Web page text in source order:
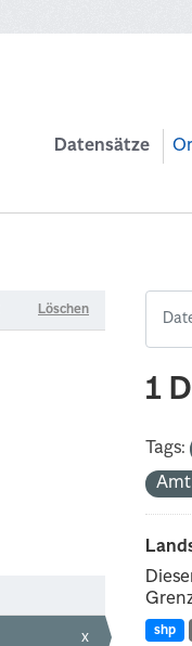
Datensätze
Löschen
x
1
Tags:
shp